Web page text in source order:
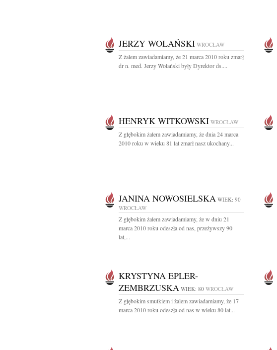
JERZY WOLAŃSKI WROCŁAW
Z żalem zawiadamiamy, że 21 marca 2010 roku zmarł
dr n. med. Jerzy Wolański były Dyrektor ds....
HENRYK WITKOWSKI WROCŁAW
Z głębokim żalem zawiadamiamy, że dnia 24 marca
2010 roku w wieku 81 lat zmarł nasz ukochany...
JANINA NOWOSIELSKA WIEK: 90
WROCŁAW
Z głębokim żalem zawiadamiamy, że w dniu 21
marca 2010 roku odeszła od nas, przeżywszy 90
lat,...
KRYSTYNA EPLER-
ZEMBRZUSKA WIEK: 80 WROCŁAW
Z głębokim smutkiem i żalem zawiadamiamy, że 17
marca 2010 roku odeszła od nas w wieku 80 lat...